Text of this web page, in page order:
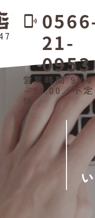
phonelink_ring
21-
0953
営業時間 9:00
～21:00／不定
休